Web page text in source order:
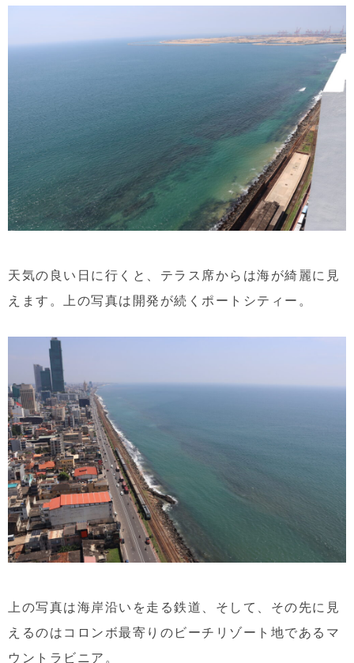
天気の良い日に行くと、テラス席からは海が綺麗に見
えます。上の写真は開発が続くポートシティー。
上の写真は海岸沿いを走る鉄道、そして、その先に見
えるのはコロンボ最寄りのビーチリゾート地であるマ
ウントラビニア。